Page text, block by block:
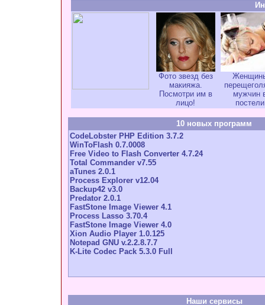
Фото звезд без
макияжа.
Посмотри им в
лицо!
мужчин
постели
10 новых программ
CodeLobster PHP Edition 3.7.2
WinToFlash 0.7.0008
Free Video to Flash Converter 4.7.24
Total Commander v7.55
aTunes 2.0.1
Process Explorer v12.04
Backup42 v3.0
Predator 2.0.1
FastStone Image Viewer 4.1
Process Lasso 3.70.4
FastStone Image Viewer 4.0
Xion Audio Player 1.0.125
Notepad GNU v.2.2.8.7.7
K-Lite Codec Pack 5.3.0 Full
Наши сервисы